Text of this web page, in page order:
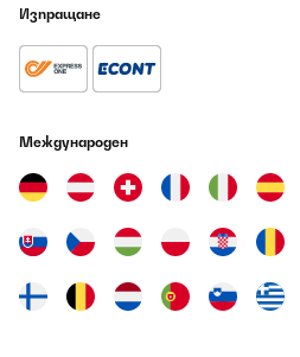
Изпращане
Международен